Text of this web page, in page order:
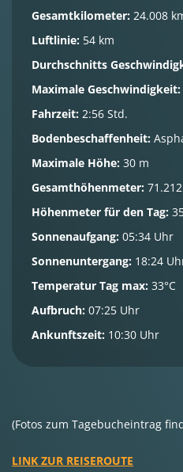
Gesamtkilometer: 24.008
Luftlinie: 54 km
Durchschnitts
Maximale Geschwindigkeit:
Fahrzeit: 2:56 Std.
Bodenbeschaffenheit:
Maximale Höhe: 30 m
Gesamthöhenmeter:
Höhenmeter für den Tag:
Sonnenaufgang: 05:34 Uhr
Sonnenuntergang: 18:24
Temperatur Tag max: 33°C
Aufbruch: 07:25 Uhr
Ankunftszeit: 10:30 Uhr
(Fotos zum Tagebucheintrag
LINK ZUR REISEROUTE